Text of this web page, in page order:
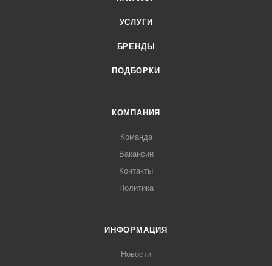
УСЛУГИ
БРЕНДЫ
ПОДБОРКИ
КОМПАНИЯ
Команда
Вакансии
Контакты
Политика
ИНФОРМАЦИЯ
Новости